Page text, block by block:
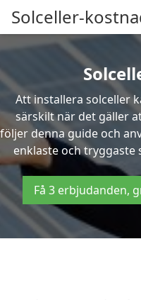
Solceller-
Att installera solceller
särskilt när det gäller
följer denna guide och
enklaste och tryggaste
Få 3 erbjudanden,